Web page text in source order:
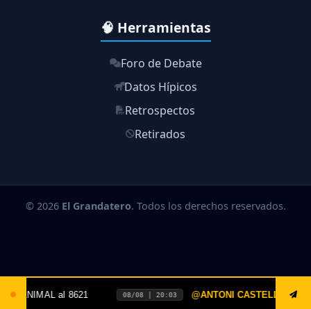
🧠 Herramientas
Foro de Debate
Datos Hípicos
Retrospectos
Retirados
© 2026 El Grandatero. Todos los derechos reservados.
CASTELLANO [0412-764-49-86] : DOMINGO LA RINCONADA,